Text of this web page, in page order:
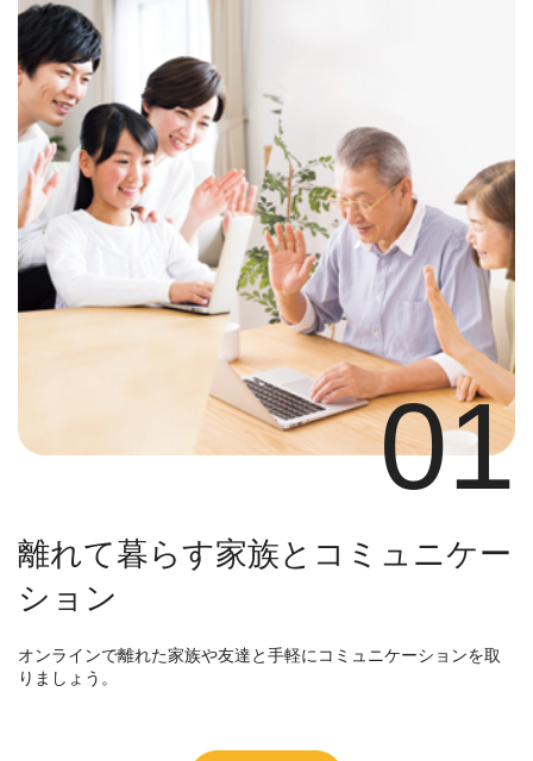
01
離れて暮らす家族とコミュニケー
ション
オンラインで離れた家族や友達と手軽にコミュニケーションを取
りましょう。